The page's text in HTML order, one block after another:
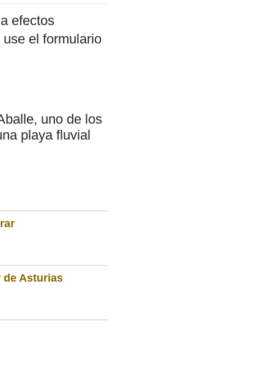
efectos
el formulario
uno de los
playa fluvial
de Asturias